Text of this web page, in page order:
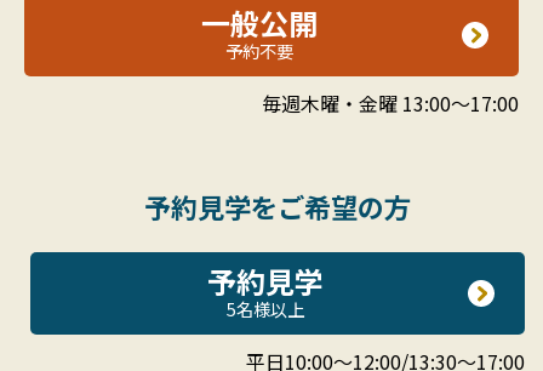
一般公開
予約不要
毎週木曜・金曜 13:00～17:00
予約見学をご希望の方
予約見学
5名様以上
平日10:00～12:00/13:30～17:00